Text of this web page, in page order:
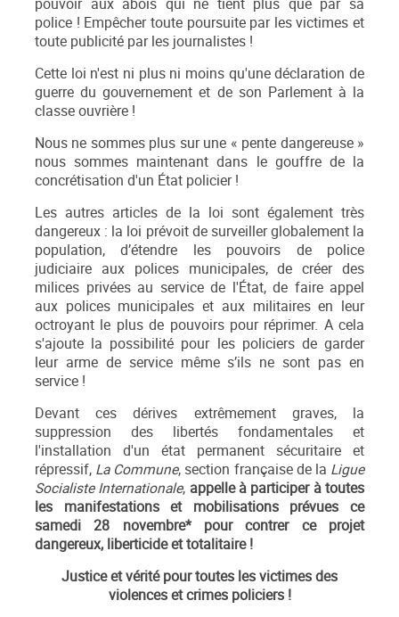
pouvoir aux abois qui ne tient plus que par sa
police ! Empêcher toute poursuite par les victimes et
toute publicité par les journalistes !
Cette loi n'est ni plus ni moins qu'une déclaration de
guerre du gouvernement et de son Parlement à la
classe ouvrière !
Nous ne sommes plus sur une « pente dangereuse »
nous sommes maintenant dans le gouffre de la
concrétisation d'un État policier !
Les autres articles de la loi sont également très
dangereux : la loi prévoit de surveiller globalement la
population, d’étendre les pouvoirs de police
judiciaire aux polices municipales, de créer des
milices privées au service de l'État, de faire appel
aux polices municipales et aux militaires en leur
octroyant le plus de pouvoirs pour réprimer. A cela
s'ajoute la possibilité pour les policiers de garder
leur arme de service même s’ils ne sont pas en
service !
Devant ces dérives extrêmement graves, la
suppression des libertés fondamentales et
l'installation d'un état permanent sécuritaire et
répressif, La Commune, section française de la Ligue
Socialiste Internationale, appelle à participer à toutes
les manifestations et mobilisations prévues ce
samedi 28 novembre* pour contrer ce projet
dangereux, liberticide et totalitaire !
Justice et vérité pour toutes les victimes des
violences et crimes policiers !